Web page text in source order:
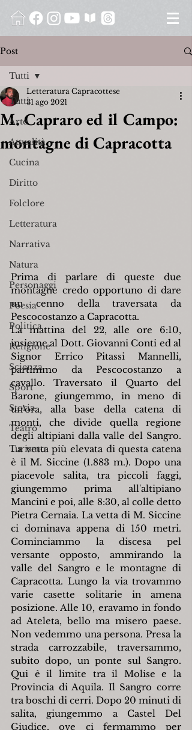
Post
Tutti
Arte
Attualità
Cucina
Diritto
Folclore
Letteratura
Narrativa
Natura
Personaggi
Poesia
Politica
Religione
Scienza
Sport
Storia
Teatro
Turismo
Tutti
M. Capraro ed il Campo:
montagne di Capracotta
Letteratura Capracottese
31 ago 2021
Prima di parlare di queste due
montagne credo opportuno di dare
un cenno della traversata da
Pescocostanzo a Capracotta.
La mattina del 22, alle ore 6:10,
insieme al Dott. Giovanni Conti ed al
Signor Errico Pitassi Mannelli,
partimmo da Pescocostanzo a
cavallo. Traversato il Quarto del
Barone, giungemmo, in meno di
un'ora, alla base della catena di
monti, che divide quella regione
degli altipiani dalla valle del Sangro.
La vetta più elevata di questa catena
è il M. Siccine (1.883 m.). Dopo una
piacevole salita, tra piccoli faggi,
giungemmo prima all'altipiano
Mancini e poi, alle 8:30, al colle detto
Pietra Cernaia. La vetta di M. Siccine
ci dominava appena di 150 metri.
Cominciammo la discesa pel
versante opposto, ammirando la
valle del Sangro e le montagne di
Capracotta. Lungo la via trovammo
varie casette solitarie in amena
posizione. Alle 10, eravamo in fondo
ad Ateleta, bello ma misero paese.
Non vedemmo una persona. Presa la
strada carrozzabile, traversammo,
subito dopo, un ponte sul Sangro.
Qui è il limite tra il Molise e la
Provincia di Aquila. Il Sangro corre
tra boschi di cerri. Dopo 20 minuti di
salita, giungemmo a Castel Del
Giudice, ove ci fermammo per